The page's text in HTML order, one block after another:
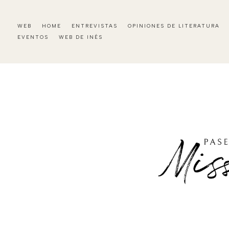
WEB HOME ENTREVISTAS
OPINIONES DE LITERATURA
EVENTOS
WEB DE INÉS